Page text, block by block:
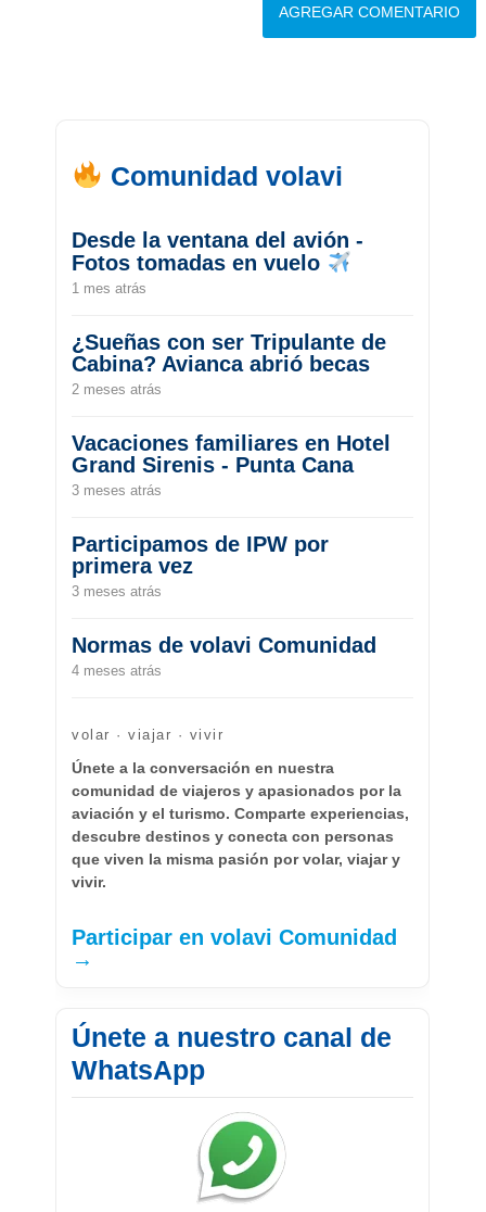
Comunidad volavi
Desde la ventana del avión -
Fotos tomadas en vuelo
1 mes atrás
¿Sueñas con ser Tripulante de
Cabina? Avianca abrió becas
2 meses atrás
Vacaciones familiares en Hotel
Grand Sirenis - Punta Cana
3 meses atrás
Participamos de IPW por
primera vez
3 meses atrás
Normas de volavi Comunidad
4 meses atrás
volar · viajar · vivir
Únete a la conversación en nuestra
comunidad de viajeros y apasionados por la
aviación y el turismo. Comparte experiencias,
descubre destinos y conecta con personas
que viven la misma pasión por volar, viajar y
vivir.
Participar en volavi Comunidad
→
Únete a nuestro canal de
WhatsApp